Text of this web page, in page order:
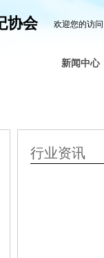
协会 欢迎您的访问
新闻中心
行业资讯